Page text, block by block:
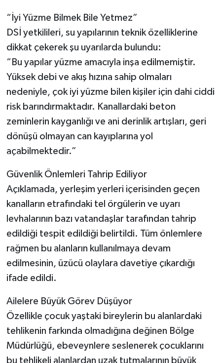
“İyi Yüzme Bilmek Bile Yetmez”
DSİ yetkilileri, su yapılarının teknik özelliklerine
dikkat çekerek şu uyarılarda bulundu:
“Bu yapılar yüzme amacıyla inşa edilmemiştir.
Yüksek debi ve akış hızına sahip olmaları
nedeniyle, çok iyi yüzme bilen kişiler için dahi ciddi
risk barındırmaktadır. Kanallardaki beton
zeminlerin kayganlığı ve ani derinlik artışları, geri
dönüşü olmayan can kayıplarına yol
açabilmektedir.”
Güvenlik Önlemleri Tahrip Ediliyor
Açıklamada, yerleşim yerleri içerisinden geçen
kanalların etrafındaki tel örgülerin ve uyarı
levhalarının bazı vatandaşlar tarafından tahrip
edildiği tespit edildiği belirtildi. Tüm önlemlere
rağmen bu alanların kullanılmaya devam
edilmesinin, üzücü olaylara davetiye çıkardığı
ifade edildi.
Ailelere Büyük Görev Düşüyor
Özellikle çocuk yaştaki bireylerin bu alanlardaki
tehlikenin farkında olmadığına değinen Bölge
Müdürlüğü, ebeveynlere seslenerek çocuklarını
bu tehlikeli alanlardan uzak tutmalarının büyük